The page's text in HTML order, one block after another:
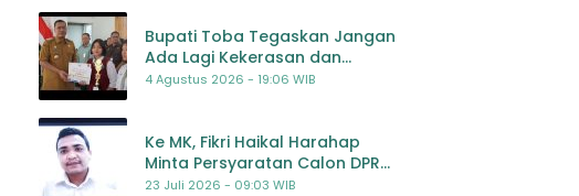
Bupati Toba Tegaskan Jangan
Ada Lagi Kekerasan dan
Bullying Terhadap Anak,
4 Agustus 2026 - 19:06 WIB
Ke MK, Fikri Haikal Harahap
Minta Persyaratan Calon DPR
Dilengkapi Penilaian
23 Juli 2026 - 09:03 WIB